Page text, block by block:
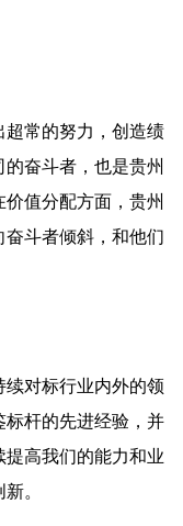
超常的努力，创造绩
奋斗者，也是贵州
值分配方面，贵州
斗者倾斜，和他们
对标行业内外的领
标杆的先进经验，并
高我们的能力和业
。